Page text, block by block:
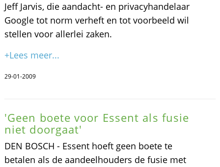
Jeff Jarvis, die aandacht- en privacyhandelaar
Google tot norm verheft en tot voorbeeld wil
stellen voor allerlei zaken.
+Lees meer...
29-01-2009
'Geen boete voor Essent als fusie
niet doorgaat'
DEN BOSCH - Essent hoeft geen boete te
betalen als de aandeelhouders de fusie met